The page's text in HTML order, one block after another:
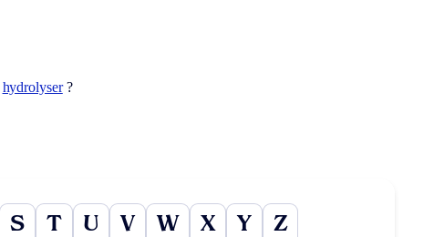
hydrolyser?
S T U V W X Y Z